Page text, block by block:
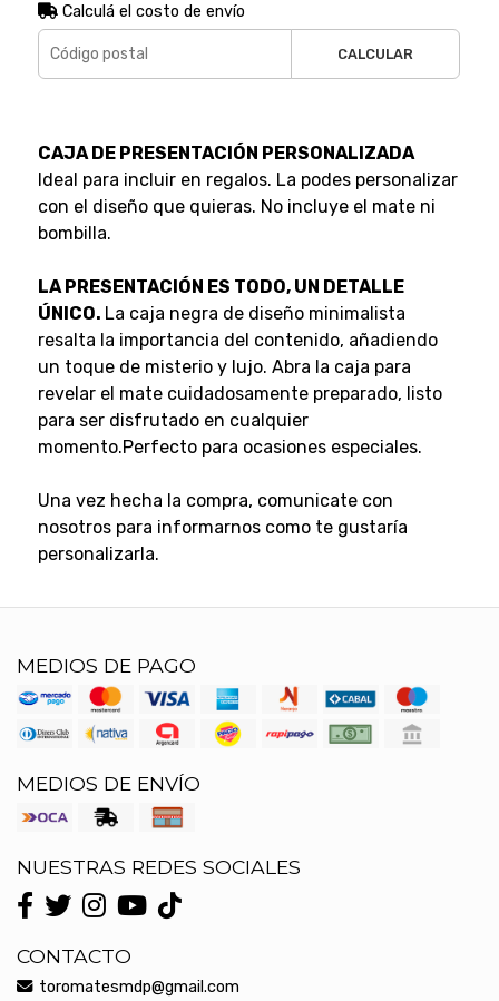
Calculá el costo de envío
CALCULAR
CAJA DE PRESENTACIÓN PERSONALIZADA
Ideal para incluir en regalos. La podes personalizar
con el diseño que quieras. No incluye el mate ni
bombilla.
LA PRESENTACIÓN ES TODO, UN DETALLE
ÚNICO. La caja negra de diseño minimalista
resalta la importancia del contenido, añadiendo
un toque de misterio y lujo. Abra la caja para
revelar el mate cuidadosamente preparado, listo
para ser disfrutado en cualquier
momento.Perfecto para ocasiones especiales.
Una vez hecha la compra, comunicate con
nosotros para informarnos como te gustaría
personalizarla.
MEDIOS DE PAGO
MEDIOS DE ENVÍO
NUESTRAS REDES SOCIALES
CONTACTO
toromatesmdp@gmail.com